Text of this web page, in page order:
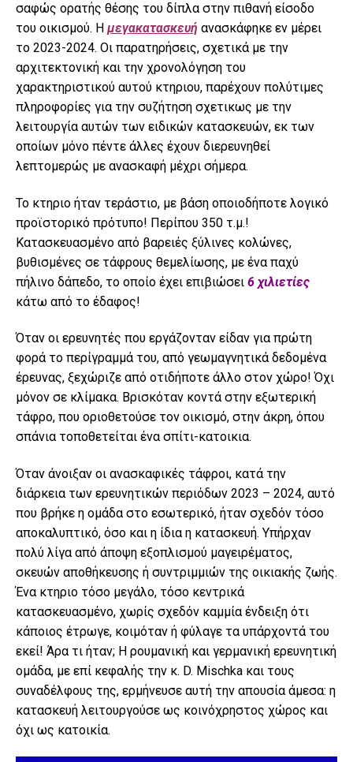
σαφώς ορατής θέσης του δίπλα στην πιθανή είσοδο
του οικισμού. Η μεγακατασκευή ανασκάφηκε εν μέρει
το 2023-2024. Οι παρατηρήσεις, σχετικά με την
αρχιτεκτονική και την χρονολόγηση του
χαρακτηριστικού αυτού κτηριου, παρέχουν πολύτιμες
πληροφορίες για την συζήτηση σχετικως με την
λειτουργία αυτών των ειδικών κατασκευών, εκ των
οποίων μόνο πέντε άλλες έχουν διερευνηθεί
λεπτομερώς με ανασκαφή μέχρι σήμερα.
Το κτηριο ήταν τεράστιο, με βάση οποιοδήποτε λογικό
προϊστορικό πρότυπο! Περίπου 350 τ.μ.!
Κατασκευασμένο από βαρειές ξύλινες κολώνες,
βυθισμένες σε τάφρους θεμελίωσης, με ένα παχύ
πήλινο δάπεδο, το οποίο έχει επιβιώσει 6 χιλιετίες
κάτω από το έδαφος!
Όταν οι ερευνητές που εργάζονταν είδαν για πρώτη
φορά το περίγραμμά του, από γεωμαγνητικά δεδομένα
έρευνας, ξεχώριζε από οτιδήποτε άλλο στον χώρο! Όχι
μόνον σε κλίμακα. Βρισκόταν κοντά στην εξωτερική
τάφρο, που οριοθετούσε τον οικισμό, στην άκρη, όπου
σπάνια τοποθετείται ένα σπίτι-κατοικια.
Όταν άνοιξαν οι ανασκαφικές τάφροι, κατά την
διάρκεια των ερευνητικών περιόδων 2023 – 2024, αυτό
που βρήκε η ομάδα στο εσωτερικό, ήταν σχεδόν τόσο
αποκαλυπτικό, όσο και η ίδια η κατασκευή. Υπήρχαν
πολύ λίγα από άποψη εξοπλισμού μαγειρέματος,
σκευών αποθήκευσης ή συντριμμιών της οικιακής ζωής.
Ένα κτηριο τόσο μεγάλο, τόσο κεντρικά
κατασκευασμένο, χωρίς σχεδόν καμμία ένδειξη ότι
κάποιος έτρωγε, κοιμόταν ή φύλαγε τα υπάρχοντά του
εκεί! Άρα τι ήταν; Η ρουμανική και γερμανική ερευνητική
ομάδα, με επί κεφαλής την κ. D. Mischka και τους
συναδέλφους της, ερμήνευσε αυτή την απουσία άμεσα: η
κατασκευή λειτουργούσε ως κοινόχρηστος χώρος και
όχι ως κατοικία.